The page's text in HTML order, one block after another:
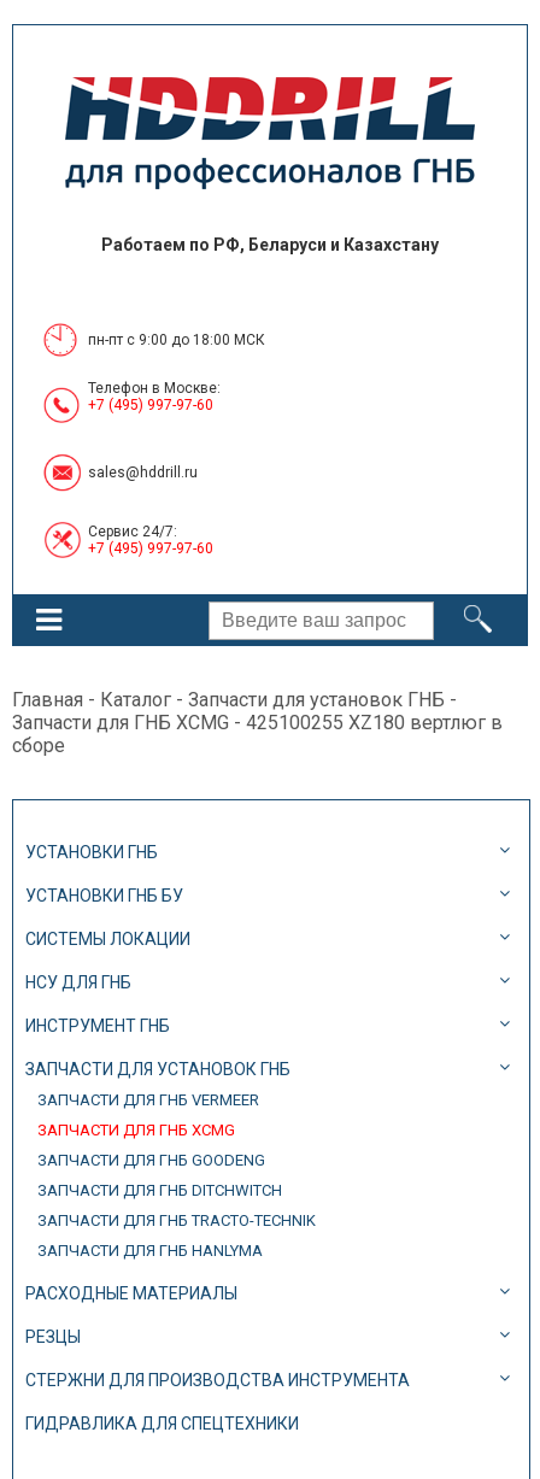
Работаем по РФ, Беларуси и Казахстану
пн-пт с 9:00 до 18:00 МСК
Телефон в Москве:
+7 (495) 997-97-60
sales@hddrill.ru
Сервис 24/7:
+7 (495) 997-97-60
Главная - Каталог - Запчасти для установок ГНБ -
Запчасти для ГНБ XCMG - 425100255 XZ180 вертлюг в
сборе
УСТАНОВКИ ГНБ
УСТАНОВКИ ГНБ БУ
СИСТЕМЫ ЛОКАЦИИ
НСУ ДЛЯ ГНБ
ИНСТРУМЕНТ ГНБ
ЗАПЧАСТИ ДЛЯ УСТАНОВОК ГНБ
ЗАПЧАСТИ ДЛЯ ГНБ VERMEER
ЗАПЧАСТИ ДЛЯ ГНБ XCMG
ЗАПЧАСТИ ДЛЯ ГНБ GOODENG
ЗАПЧАСТИ ДЛЯ ГНБ DITCHWITCH
ЗАПЧАСТИ ДЛЯ ГНБ TRACTO-TECHNIK
ЗАПЧАСТИ ДЛЯ ГНБ HANLYMA
РАСХОДНЫЕ МАТЕРИАЛЫ
РЕЗЦЫ
СТЕРЖНИ ДЛЯ ПРОИЗВОДСТВА ИНСТРУМЕНТА
ГИДРАВЛИКА ДЛЯ СПЕЦТЕХНИКИ